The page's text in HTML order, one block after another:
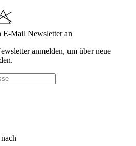
E-Mail Newsletter an
anmelden, um über neue
nach